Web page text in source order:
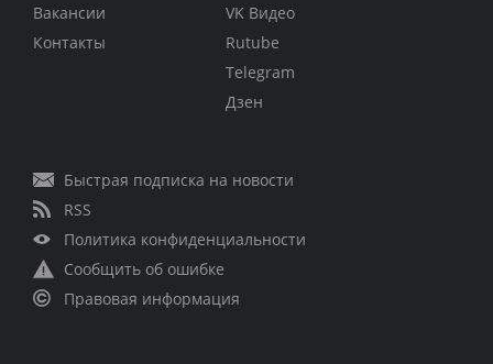
Вакансии
Контакты
VK Видео
Rutube
Telegram
Дзен
Быстрая подписка на новости
RSS
Политика конфиденциальности
Сообщить об ошибке
Правовая информация